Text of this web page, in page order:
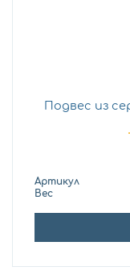
Подвес из
Артикул
Вес